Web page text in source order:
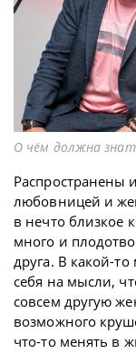
О чём должна
Распространены
любовницей и
в нечто близкое
много и
друга. В какой-
себя на мысли,
совсем другую
возможного
что-то менять в